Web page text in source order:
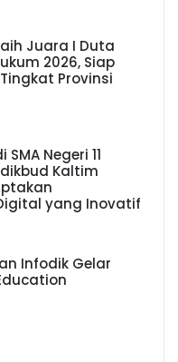
Juara I Duta
2026, Siap
Provinsi
Negeri 11
Kaltim
yang Inovatif
Infodik Gelar